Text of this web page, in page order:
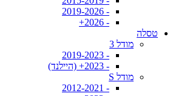
- 2019-2026
- 2026+
טסלה
מודל 3
- 2019-2023
- 2023+ (היילנד)
מודל S
- 2012-2021